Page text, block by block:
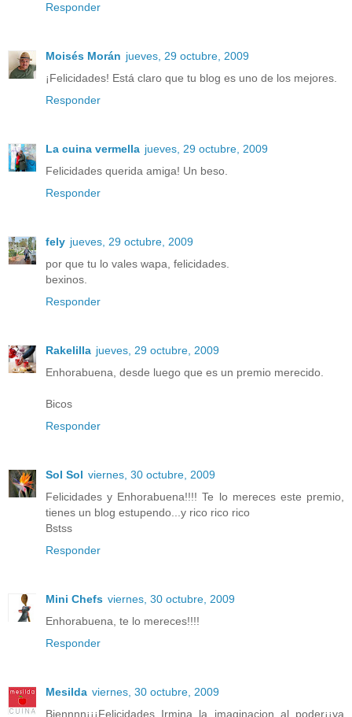
Responder
Moisés Morán jueves, 29 octubre, 2009
¡Felicidades! Está claro que tu blog es uno de los mejores.
Responder
La cuina vermella jueves, 29 octubre, 2009
Felicidades querida amiga! Un beso.
Responder
fely jueves, 29 octubre, 2009
por que tu lo vales wapa, felicidades.
bexinos.
Responder
Rakelilla jueves, 29 octubre, 2009
Enhorabuena, desde luego que es un premio merecido.
Bicos
Responder
Sol Sol viernes, 30 octubre, 2009
Felicidades y Enhorabuena!!!! Te lo mereces este premio,
tienes un blog estupendo...y rico rico rico
Bstss
Responder
Mini Chefs viernes, 30 octubre, 2009
Enhorabuena, te lo mereces!!!!
Responder
Mesilda viernes, 30 octubre, 2009
Biennnn¡¡¡Felicidades Irmina la imaginacion al poder¡¡ya